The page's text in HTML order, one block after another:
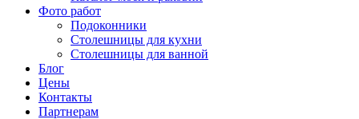
Фото работ
Подоконники
Столешницы для кухни
Столешницы для ванной
Блог
Цены
Контакты
Партнерам